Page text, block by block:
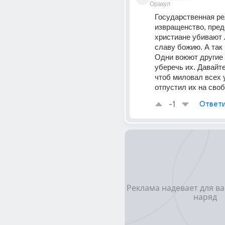
Оракул
Государственная
извращенство,
христиане
славу божию. А так
Одни воюют другие
уберечь их.
чтоб миловал всех
отпустил их на
-1